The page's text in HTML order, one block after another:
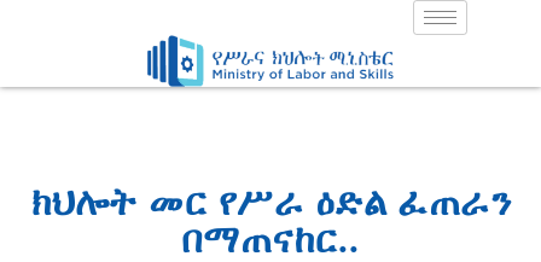
ክህሎት መር የሥራ ዕድል ፈጠራን
በማጠናከር..